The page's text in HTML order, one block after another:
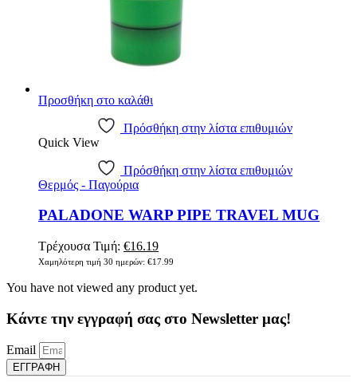
Προσθήκη στο καλάθι
Πρόσθήκη στην λίστα επιθυμιών
Quick View
Πρόσθήκη στην λίστα επιθυμιών
Θερμός - Παγούρια
PALADONE WARP PIPE TRAVEL MUG
Τρέχουσα Τιμή: Original
price
€17.99.
€16.19Η
τρέχουσα
είναι:
Χαμηλότερη τιμή 30 ημερών: €17.99
You have not viewed any product yet.
Κάντε την εγγραφή σας στο Newsletter μας!
Email
ΕΓΓΡΑΦΗ